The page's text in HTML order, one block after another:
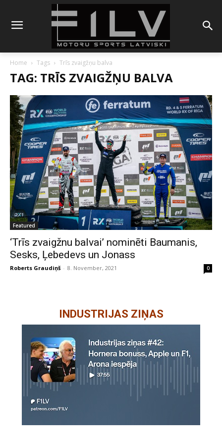
Home Tags Trīs zvaigžņu balva
TAG: TRĪS ZVAIGŽŅU BALVA
Featured
‘Trīs zvaigžnu balvai’ nominēti Baumanis,
Sesks, Ļebedevs un Jonass
Roberts Graudiņš - 8. November, 2021 0
INDUSTRIJAS ZIŅAS